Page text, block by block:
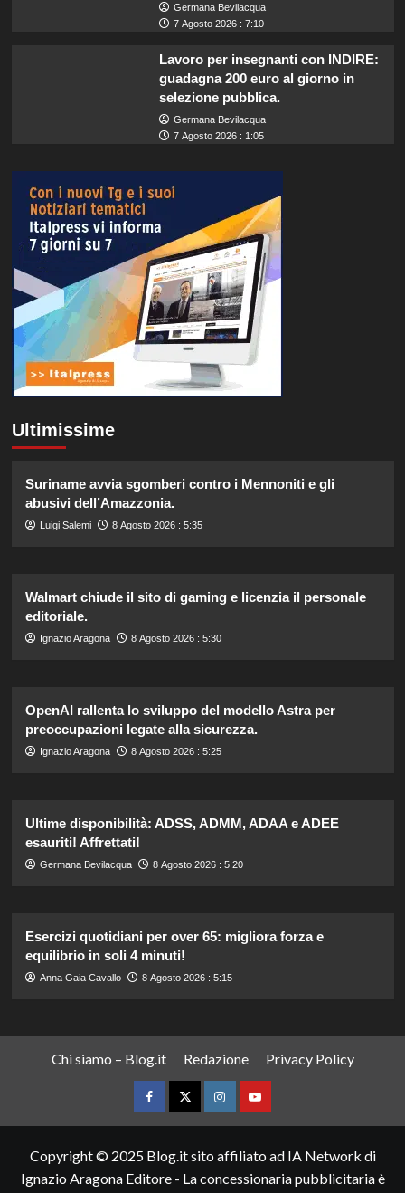
Germana Bevilacqua
7 Agosto 2026 : 7:10
Lavoro per insegnanti con INDIRE:
guadagna 200 euro al giorno in
selezione pubblica.
Germana Bevilacqua
7 Agosto 2026 : 1:05
Ultimissime
Suriname avvia sgomberi contro i Mennoniti e gli
abusivi dell’Amazzonia.
Luigi Salemi 8 Agosto 2026 : 5:35
Walmart chiude il sito di gaming e licenzia il personale
editoriale.
Ignazio Aragona 8 Agosto 2026 : 5:30
OpenAI rallenta lo sviluppo del modello Astra per
preoccupazioni legate alla sicurezza.
Ignazio Aragona 8 Agosto 2026 : 5:25
Ultime disponibilità: ADSS, ADMM, ADAA e ADEE
esauriti! Affrettati!
Germana Bevilacqua 8 Agosto 2026 : 5:20
Esercizi quotidiani per over 65: migliora forza e
equilibrio in soli 4 minuti!
Anna Gaia Cavallo 8 Agosto 2026 : 5:15
Chi siamo – Blog.it Redazione Privacy Policy
FacebookTwitterInstagramYouTube
Copyright © 2025 Blog.it sito affiliato ad IA Network di
Ignazio Aragona Editore - La concessionaria pubblicitaria è